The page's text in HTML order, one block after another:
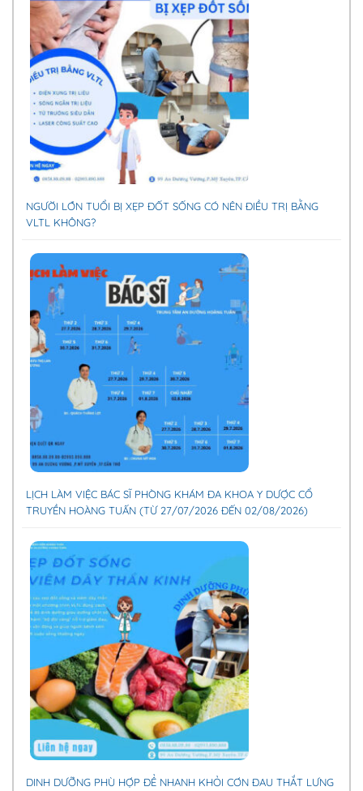
NGƯỜI LỚN TUỔI BỊ XẸP ĐỐT SỐNG CÓ NÊN ĐIỀU TRỊ BẰNG
VLTL KHÔNG?
LỊCH LÀM VIỆC BÁC SĨ PHÒNG KHÁM ĐA KHOA Y DƯỢC CỔ
TRUYỀN HOÀNG TUẤN (TỪ 27/07/2026 ĐẾN 02/08/2026)
DINH DƯỠNG PHÙ HỢP ĐỂ NHANH KHỎI CƠN ĐAU THẮT LƯNG